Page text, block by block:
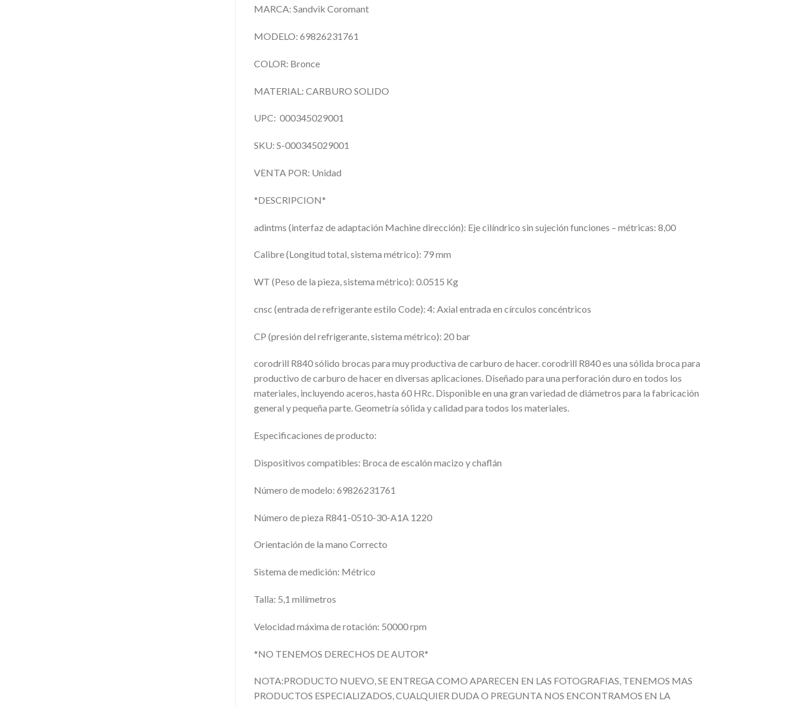
MARCA: Sandvik Coromant
MODELO: 69826231761
COLOR: Bronce
MATERIAL: CARBURO SOLIDO
UPC: 000345029001
SKU: S-000345029001
VENTA POR: Unidad
*DESCRIPCION*
adintms (interfaz de adaptación Machine dirección): Eje cilíndrico sin sujeción funciones – métricas: 8,00
Calibre (Longitud total, sistema métrico): 79 mm
WT (Peso de la pieza, sistema métrico): 0.0515 Kg
cnsc (entrada de refrigerante estilo Code): 4: Axial entrada en círculos concéntricos
CP (presión del refrigerante, sistema métrico): 20 bar
corodrill R840 sólido brocas para muy productiva de carburo de hacer. corodrill R840 es una sólida broca para
productivo de carburo de hacer en diversas aplicaciones. Diseñado para una perforación duro en todos los
materiales, incluyendo aceros, hasta 60 HRc. Disponible en una gran variedad de diámetros para la fabricación
general y pequeña parte. Geometría sólida y calidad para todos los materiales.
Especificaciones de producto:
Dispositivos compatibles: Broca de escalón macizo y chaflán
Número de modelo: 69826231761
Número de pieza R841-0510-30-A1A 1220
Orientación de la mano Correcto
Sistema de medición: Métrico
Talla: 5,1 milímetros
Velocidad máxima de rotación: 50000 rpm
*NO TENEMOS DERECHOS DE AUTOR*
NOTA:PRODUCTO NUEVO, SE ENTREGA COMO APARECEN EN LAS FOTOGRAFIAS, TENEMOS MAS
PRODUCTOS ESPECIALIZADOS, CUALQUIER DUDA O PREGUNTA NOS ENCONTRAMOS EN LA